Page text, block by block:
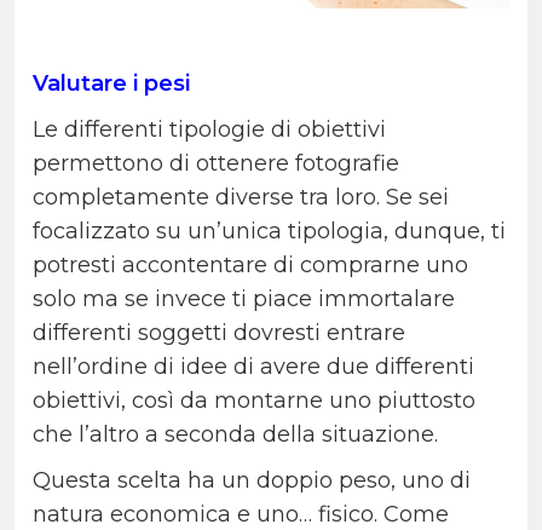
Valutare i pesi
Le differenti tipologie di obiettivi
permettono di ottenere fotografie
completamente diverse tra loro. Se sei
focalizzato su un’unica tipologia, dunque, ti
potresti accontentare di comprarne uno
solo ma se invece ti piace immortalare
differenti soggetti dovresti entrare
nell’ordine di idee di avere due differenti
obiettivi, così da montarne uno piuttosto
che l’altro a seconda della situazione.
Questa scelta ha un doppio peso, uno di
natura economica e uno… fisico. Come